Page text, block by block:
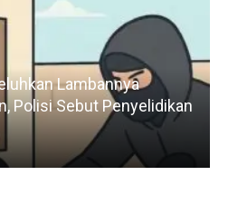
Lambannya
Polisi Sebut Penyelidikan